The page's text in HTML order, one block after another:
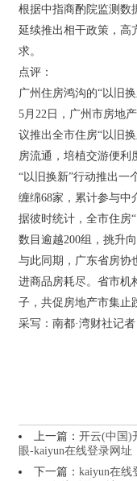
根据中指商酌院监测数
延续推出相干政策，高
求。
点评：
广州住房鸿沟的“以旧
5月22日，广州市房地
议推出全市住房“以旧
房流通，培植交游便利
“以旧换新”行动推出一
缠绵68家，累计参与中
据彼时统计，全市住房
数目逾越200组，挑升
与此同期，广东省房协
进商品房耗尽。省市机
子，共促房地产市集止
采写：南都·湾财社记
上一篇： 开云(中国)
眼-kaiyun在线登录网址
下一篇： kaiyun在线